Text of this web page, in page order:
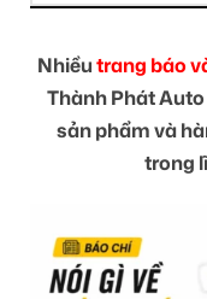
Nhiềutrang báo
Thành Phát
sản phẩm và
trong